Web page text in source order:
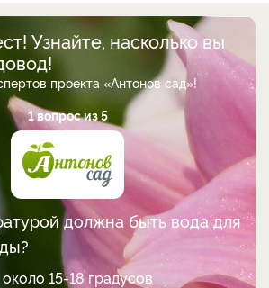
Узнайте, насколько вы
проекта «Антонов сад»!
1 вопрос из 5
должна быть вода для
15-18 градусов